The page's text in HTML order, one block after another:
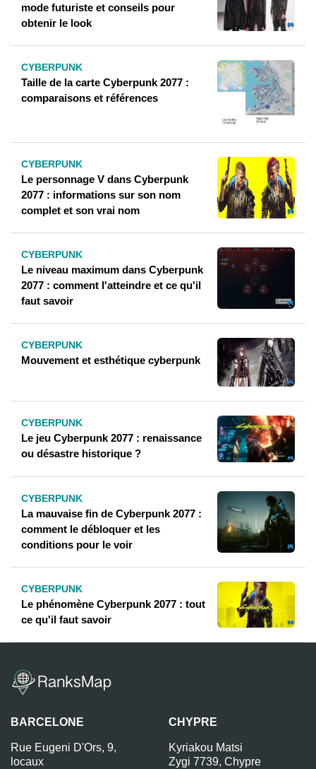
mode futuriste et conseils pour
obtenir le look
CYBERPUNK
Taille de la carte Cyberpunk 2077 :
comparaisons et références
CYBERPUNK
Le personnage V dans Cyberpunk
2077 : informations sur son nom
complet et son vrai nom
CYBERPUNK
Le niveau maximum dans Cyberpunk
2077 : comment l'atteindre et ce qu'il
faut savoir
CYBERPUNK
Mouvement et esthétique cyberpunk
CYBERPUNK
Le jeu Cyberpunk 2077 : renaissance
ou désastre historique ?
CYBERPUNK
La mauvaise fin de Cyberpunk 2077 :
comment le débloquer et les
conditions pour le voir
CYBERPUNK
Le phénomène Cyberpunk 2077 : tout
ce qu'il faut savoir
BARCELONE
Rue Eugeni D'Ors, 9,
locaux
CHYPRE
Kyriakou Matsi
Zygi 7739, Chypre